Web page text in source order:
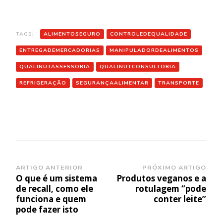
TAGS: ALIMENTOSEGURO CONTROLEDEQUALIDADE
ENTREGADEMERCADORIAS MANIPULADORDEALIMENTOS
QUALINUTASSESSORIA QUALINUTCONSULTORIA
REFRIGERAÇÃO SEGURANÇAALIMENTAR TRANSPORTE
Navegação
de
post
ARTIGO ANTERIOR
O que é um sistema
de recall, como ele
funciona e quem
pode fazer isto
PRÓXIMO ARTIGO
Produtos veganos e a
rotulagem ‘’pode
conter leite’’